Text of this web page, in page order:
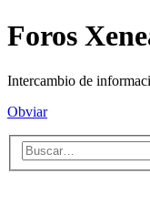
Foros
Intercambio de
Obviar